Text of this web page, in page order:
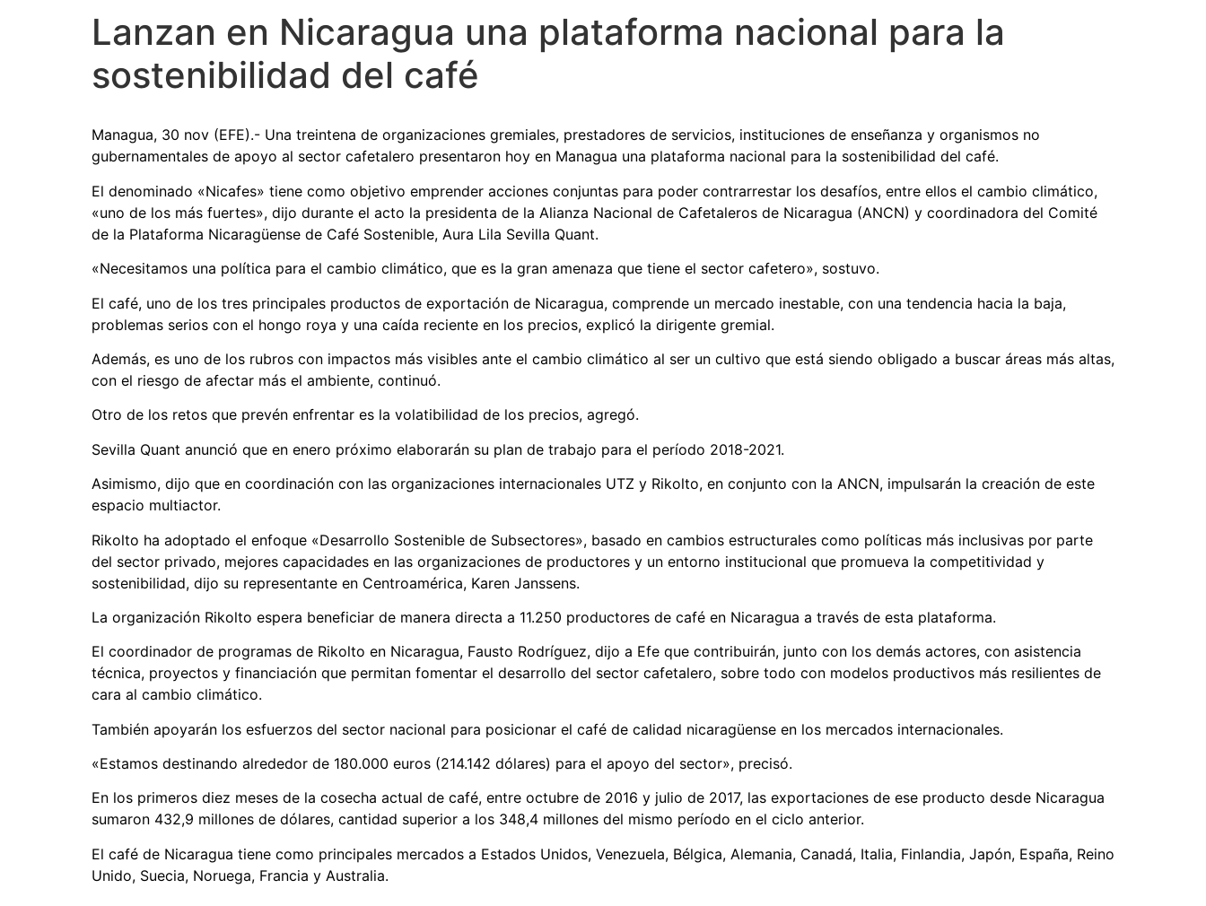
Lanzan en Nicaragua una plataforma nacional para la
sostenibilidad del café
Managua, 30 nov (EFE).- Una treintena de organizaciones gremiales, prestadores de servicios, instituciones de enseñanza y organismos no
gubernamentales de apoyo al sector cafetalero presentaron hoy en Managua una plataforma nacional para la sostenibilidad del café.
El denominado «Nicafes» tiene como objetivo emprender acciones conjuntas para poder contrarrestar los desafíos, entre ellos el cambio climático,
«uno de los más fuertes», dijo durante el acto la presidenta de la Alianza Nacional de Cafetaleros de Nicaragua (ANCN) y coordinadora del Comité
de la Plataforma Nicaragüense de Café Sostenible, Aura Lila Sevilla Quant.
«Necesitamos una política para el cambio climático, que es la gran amenaza que tiene el sector cafetero», sostuvo.
El café, uno de los tres principales productos de exportación de Nicaragua, comprende un mercado inestable, con una tendencia hacia la baja,
problemas serios con el hongo roya y una caída reciente en los precios, explicó la dirigente gremial.
Además, es uno de los rubros con impactos más visibles ante el cambio climático al ser un cultivo que está siendo obligado a buscar áreas más altas,
con el riesgo de afectar más el ambiente, continuó.
Otro de los retos que prevén enfrentar es la volatibilidad de los precios, agregó.
Sevilla Quant anunció que en enero próximo elaborarán su plan de trabajo para el período 2018-2021.
Asimismo, dijo que en coordinación con las organizaciones internacionales UTZ y Rikolto, en conjunto con la ANCN, impulsarán la creación de este
espacio multiactor.
Rikolto ha adoptado el enfoque «Desarrollo Sostenible de Subsectores», basado en cambios estructurales como políticas más inclusivas por parte
del sector privado, mejores capacidades en las organizaciones de productores y un entorno institucional que promueva la competitividad y
sostenibilidad, dijo su representante en Centroamérica, Karen Janssens.
La organización Rikolto espera beneficiar de manera directa a 11.250 productores de café en Nicaragua a través de esta plataforma.
El coordinador de programas de Rikolto en Nicaragua, Fausto Rodríguez, dijo a Efe que contribuirán, junto con los demás actores, con asistencia
técnica, proyectos y financiación que permitan fomentar el desarrollo del sector cafetalero, sobre todo con modelos productivos más resilientes de
cara al cambio climático.
También apoyarán los esfuerzos del sector nacional para posicionar el café de calidad nicaragüense en los mercados internacionales.
«Estamos destinando alrededor de 180.000 euros (214.142 dólares) para el apoyo del sector», precisó.
En los primeros diez meses de la cosecha actual de café, entre octubre de 2016 y julio de 2017, las exportaciones de ese producto desde Nicaragua
sumaron 432,9 millones de dólares, cantidad superior a los 348,4 millones del mismo período en el ciclo anterior.
El café de Nicaragua tiene como principales mercados a Estados Unidos, Venezuela, Bélgica, Alemania, Canadá, Italia, Finlandia, Japón, España, Reino
Unido, Suecia, Noruega, Francia y Australia.